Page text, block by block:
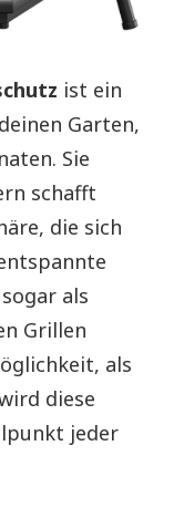
ist ein
Garten,
Sie
schafft
die sich
als
Grillen
als
diese
jeder